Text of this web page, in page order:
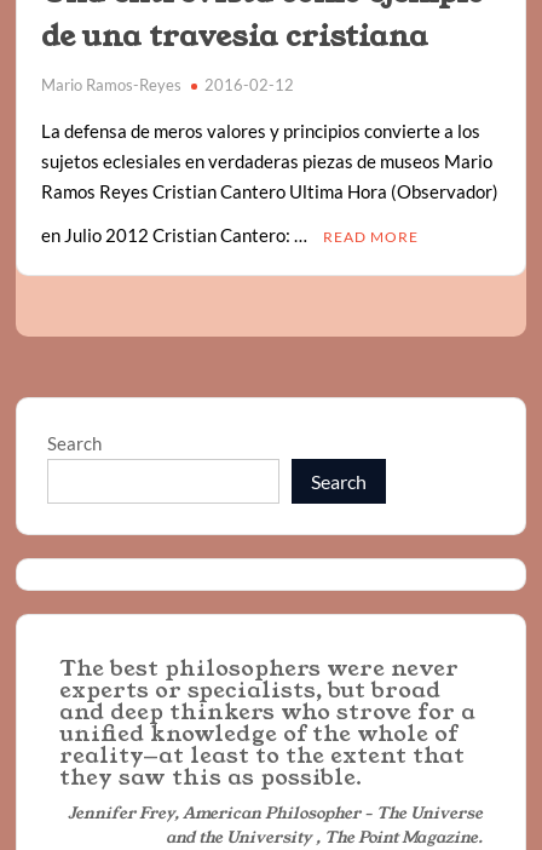
de una travesia cristiana
Mario Ramos-Reyes 2016-02-12
La defensa de meros valores y principios convierte a los
sujetos eclesiales en verdaderas piezas de museos Mario
Ramos Reyes Cristian Cantero Ultima Hora (Observador)
en Julio 2012 Cristian Cantero: …
READ MORE
Search
Search
The best philosophers were never
experts or specialists, but broad
and deep thinkers who strove for a
unified knowledge of the whole of
reality—at least to the extent that
they saw this as possible.
Jennifer Frey, American Philosopher - The Universe
and the University , The Point Magazine.